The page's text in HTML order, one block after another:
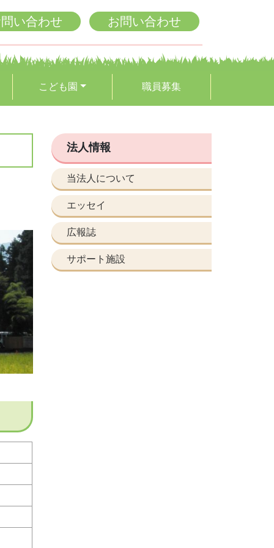
い合わせ お問い合わせ
こども園 職員募集
法人情報
当法人について
エッセイ
広報誌
サポート施設